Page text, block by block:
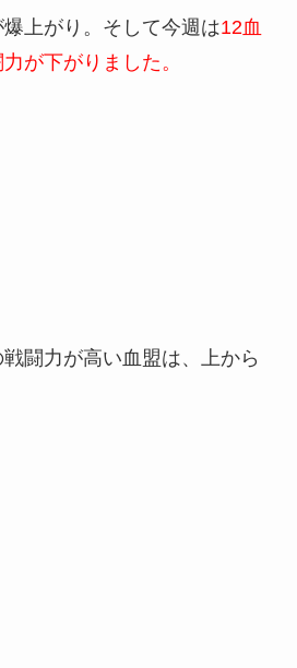
上がり。そして今週は12血
が下がりました。
闘力が高い血盟は、上から